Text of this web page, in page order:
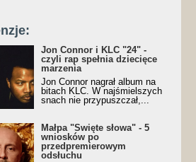
Jon Connor i KLC "24" -
czyli rap spełnia dziecięce
marzenia
Jon Connor nagrał album na
bitach KLC. W najśmielszych
snach nie przypuszczał,...
Małpa "Święte słowa" - 5
wniosków po
przedpremierowym
odsłuchu